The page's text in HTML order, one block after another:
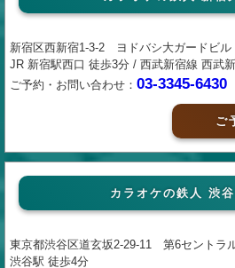
新宿区西新宿1-3-2 ヨドバシ大ガードビル
JR 新宿駅西口 徒歩3分 / 西武新宿線 西武
ご予約・お問い合わせ： 03-3345-6430
ご
カラオケの鉄人 渋
東京都渋谷区道玄坂2-29-11 第6セントラ
渋谷駅 徒歩4分